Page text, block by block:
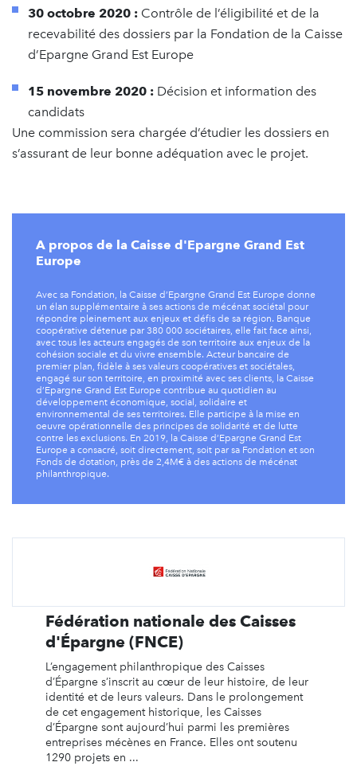
30 octobre 2020 : Contrôle de l’éligibilité et de la
recevabilité des dossiers par la Fondation de la Caisse
d’Epargne Grand Est Europe
15 novembre 2020 : Décision et information des
candidats
Une commission sera chargée d’étudier les dossiers en
s’assurant de leur bonne adéquation avec le projet.
A propos de la Caisse d'Epargne Grand Est
Europe
Avec sa Fondation, la Caisse d’Epargne Grand Est Europe donne
un élan supplémentaire à ses actions de mécénat sociétal pour
répondre pleinement aux enjeux et défis de sa région. Banque
coopérative détenue par 380 000 sociétaires, elle fait face ainsi,
avec tous les acteurs engagés de son territoire aux enjeux de la
cohésion sociale et du vivre ensemble. Acteur bancaire de
premier plan, fidèle à ses valeurs coopératives et sociétales,
engagé sur son territoire, en proximité avec ses clients, la Caisse
d’Epargne Grand Est Europe contribue au quotidien au
développement économique, social, solidaire et
environnemental de ses territoires. Elle participe à la mise en
oeuvre opérationnelle des principes de solidarité et de lutte
contre les exclusions. En 2019, la Caisse d’Epargne Grand Est
Europe a consacré, soit directement, soit par sa Fondation et son
Fonds de dotation, près de 2,4M€ à des actions de mécénat
philanthropique.
Fédération nationale des Caisses
d'Épargne (FNCE)
L’engagement philanthropique des Caisses
d’Épargne s’inscrit au cœur de leur histoire, de leur
identité et de leurs valeurs. Dans le prolongement
de cet engagement historique, les Caisses
d’Épargne sont aujourd’hui parmi les premières
entreprises mécènes en France. Elles ont soutenu
1290 projets en ...